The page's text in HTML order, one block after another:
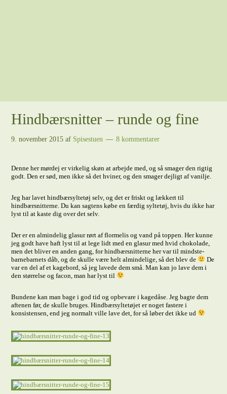
Hindbærsnitter – runde og fine
9. november 2015 af Spisestuen 8 kommentarer
Denne her mørdej er virkelig skøn at arbejde med, og så smager den rigtig
godt. Den er sød, men ikke så det hviner, og den smager dejligt af vanilje.
Jeg har lavet hindbærsyltetøj selv, og det er friskt og lækkert til
hindbærsnitterne. Du kan sagtens købe en færdig syltetøj, hvis du ikke har
lyst til at kaste dig over det selv.
Der er en almindelig glasur rørt af flormelis og vand på toppen. Her kunne
jeg godt have haft lyst til at lege lidt med en glasur med hvid chokolade,
men det bliver en anden gang, for hindbærsnitterne her var til mindste-
barnebarnets dåb, og de skulle være helt almindelige, så det blev de
De
var en del af et kagebord, så jeg lavede dem små. Man kan jo lave dem i
den størrelse og facon, man har lyst til
Bundene kan man bage i god tid og opbevare i kagedåse. Jeg bagte dem
aftenen før, de skulle bruges. Hindbærsyltetøjet er noget fastere i
konsistensen, end jeg normalt ville lave det, for så løber det ikke ud